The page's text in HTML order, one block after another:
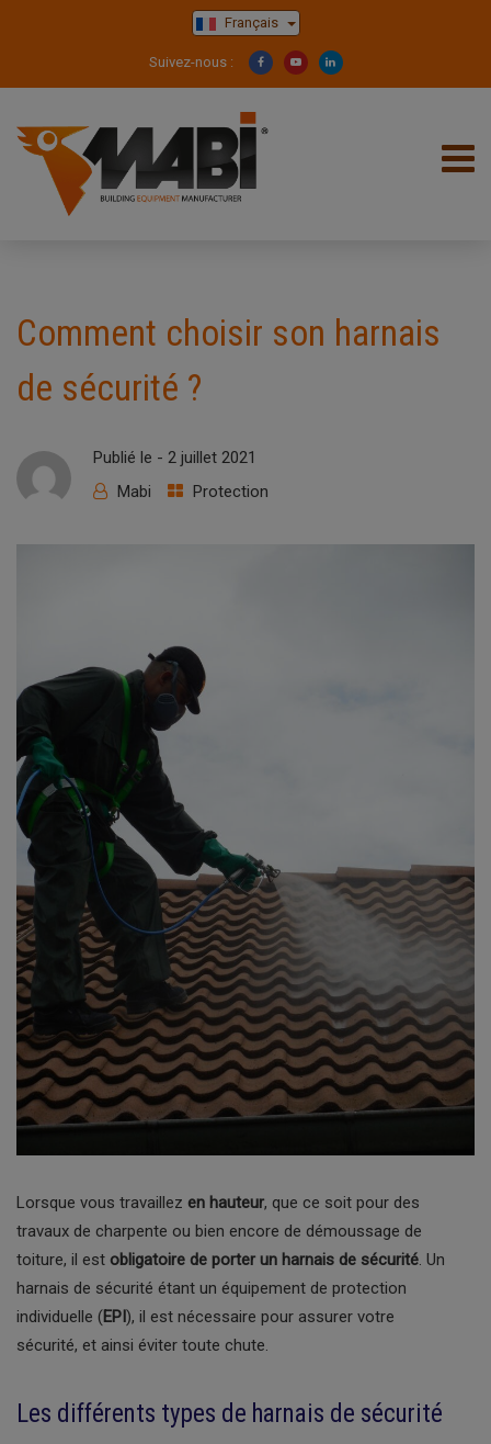
Français
Suivez-nous :
Comment choisir son harnais
de sécurité ?
Publié le - 2 juillet 2021
Mabi
Protection
Lorsque vous travaillez en hauteur, que ce soit pour des
travaux de charpente ou bien encore de démoussage de
toiture, il est obligatoire de porter un harnais de sécurité. Un
harnais de sécurité étant un équipement de protection
individuelle (EPI), il est nécessaire pour assurer votre
sécurité, et ainsi éviter toute chute.
Les différents types de harnais de sécurité